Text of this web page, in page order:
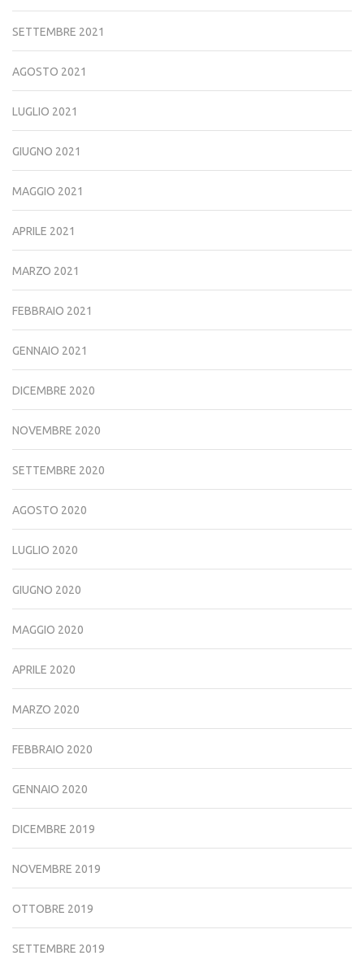
SETTEMBRE 2021
AGOSTO 2021
LUGLIO 2021
GIUGNO 2021
MAGGIO 2021
APRILE 2021
MARZO 2021
FEBBRAIO 2021
GENNAIO 2021
DICEMBRE 2020
NOVEMBRE 2020
SETTEMBRE 2020
AGOSTO 2020
LUGLIO 2020
GIUGNO 2020
MAGGIO 2020
APRILE 2020
MARZO 2020
FEBBRAIO 2020
GENNAIO 2020
DICEMBRE 2019
NOVEMBRE 2019
OTTOBRE 2019
SETTEMBRE 2019